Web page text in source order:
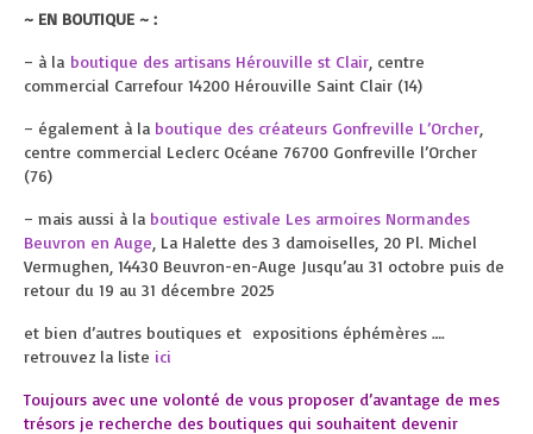
~ EN BOUTIQUE ~ :
– à la boutique des artisans Hérouville st Clair , centre
commercial Carrefour 14200 Hérouville Saint Clair (14)
– également à la boutique des créateurs Gonfreville L’Orcher
centre commercial Leclerc Océane 76700 Gonfreville l’Orcher
(76)
– mais aussi à la boutique estivale Les armoires Normandes
Beuvron en Auge , La Halette des 3 damoiselles, 20 Pl. Michel
Vermughen, 14430 Beuvron-en-Auge Jusqu’au 31 octobre puis de
retour du 19 au 31 décembre 2025
et bien d’autres boutiques et expositions éphémères ….
retrouvez la liste ici
Toujours avec une volonté de vous proposer d’avantage de mes
trésors je recherche des boutiques qui souhaitent devenir